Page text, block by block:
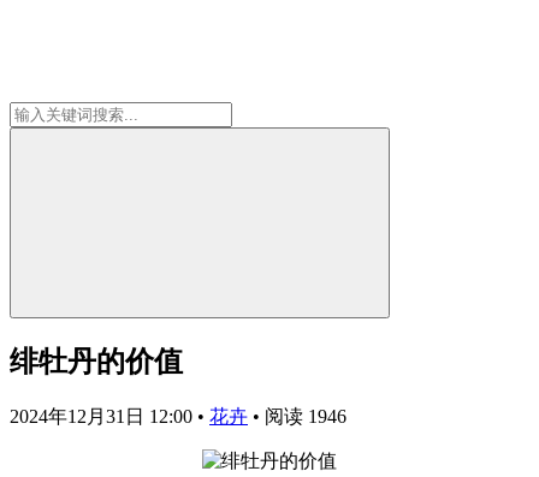
绯牡丹的价值
2024年12月31日 12:00 • 花卉 • 阅读 1946